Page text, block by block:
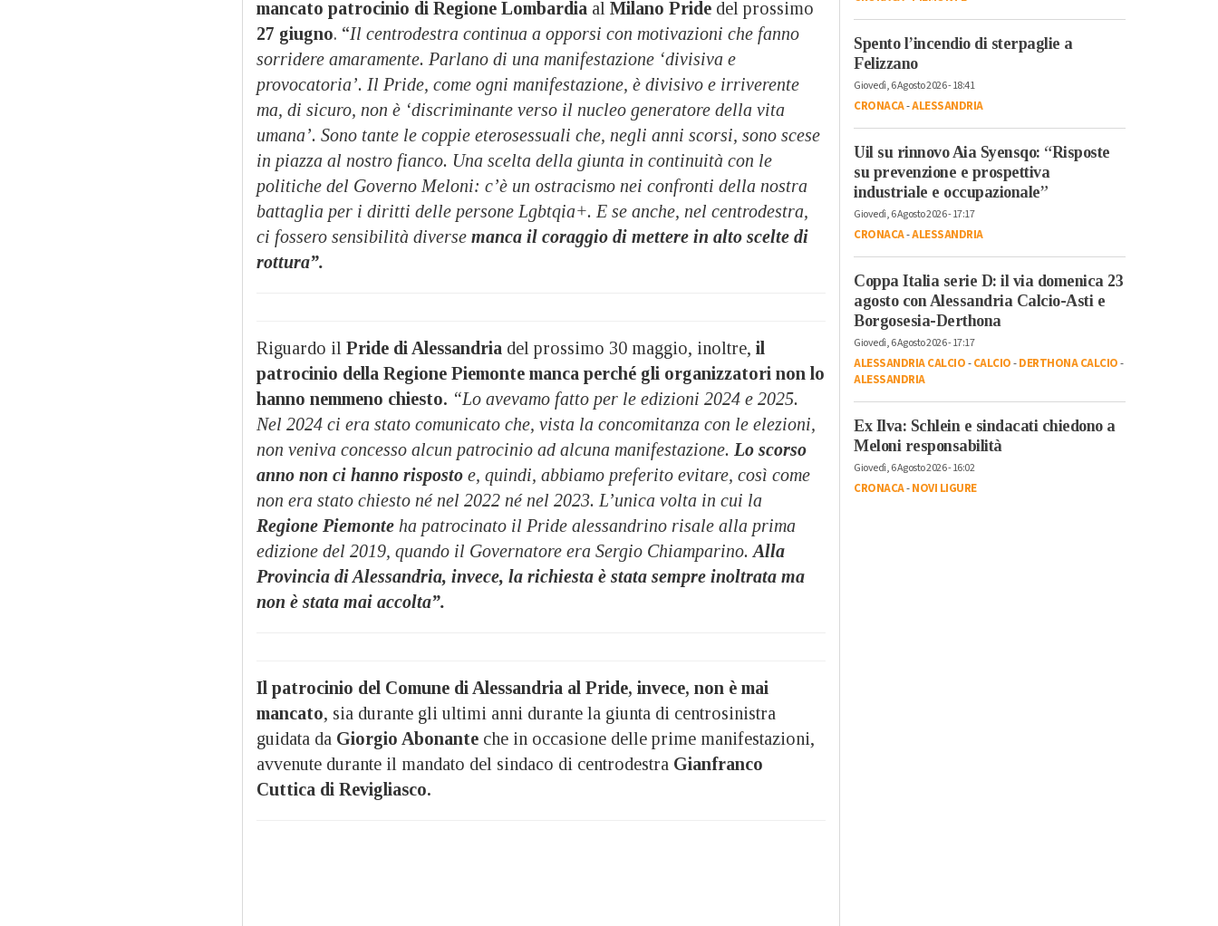
mancato patrocinio di Regione Lombardia al Milano Pride del prossimo
27 giugno. “Il centrodestra continua a opporsi con motivazioni che fanno
sorridere amaramente. Parlano di una manifestazione ‘divisiva e
provocatoria’. Il Pride, come ogni manifestazione, è divisivo e irriverente
ma, di sicuro, non è ‘discriminante verso il nucleo generatore della vita
umana’. Sono tante le coppie eterosessuali che, negli anni scorsi, sono scese
in piazza al nostro fianco. Una scelta della giunta in continuità con le
politiche del Governo Meloni: c’è un ostracismo nei confronti della nostra
battaglia per i diritti delle persone Lgbtqia+. E se anche, nel centrodestra,
ci fossero sensibilità diverse manca il coraggio di mettere in alto scelte di
rottura”.
Riguardo il Pride di Alessandria del prossimo 30 maggio, inoltre, il
patrocinio della Regione Piemonte manca perché gli organizzatori non lo
hanno nemmeno chiesto. “Lo avevamo fatto per le edizioni 2024 e 2025.
Nel 2024 ci era stato comunicato che, vista la concomitanza con le elezioni,
non veniva concesso alcun patrocinio ad alcuna manifestazione. Lo scorso
anno non ci hanno risposto e, quindi, abbiamo preferito evitare, così come
non era stato chiesto né nel 2022 né nel 2023. L’unica volta in cui la
Regione Piemonte ha patrocinato il Pride alessandrino risale alla prima
edizione del 2019, quando il Governatore era Sergio Chiamparino. Alla
Provincia di Alessandria, invece, la richiesta è stata sempre inoltrata ma
non è stata mai accolta”.
Il patrocinio del Comune di Alessandria al Pride, invece, non è mai
mancato, sia durante gli ultimi anni durante la giunta di centrosinistra
guidata da Giorgio Abonante che in occasione delle prime manifestazioni,
avvenute durante il mandato del sindaco di centrodestra Gianfranco
Cuttica di Revigliasco.
Spento l’incendio di sterpaglie a
Felizzano
Giovedì, 6 Agosto 2026 - 18:41
CRONACA-ALESSANDRIA
Uil su rinnovo Aia Syensqo: “Risposte
su prevenzione e prospettiva
industriale e occupazionale”
Giovedì, 6 Agosto 2026 - 17:17
CRONACA-ALESSANDRIA
Coppa Italia serie D: il via domenica 23
agosto con Alessandria Calcio-Asti e
Borgosesia-Derthona
Giovedì, 6 Agosto 2026 - 17:17
ALESSANDRIA CALCIO-CALCIO-DERTHONA CALCIO-
ALESSANDRIA
Ex Ilva: Schlein e sindacati chiedono a
Meloni responsabilità
Giovedì, 6 Agosto 2026 - 16:02
CRONACA-NOVI LIGURE